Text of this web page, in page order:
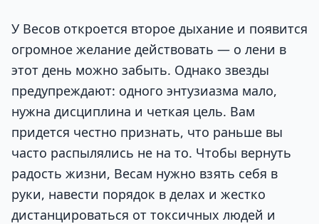
У Весов откроется второе дыхание и появится
огромное желание действовать — о лени в
этот день можно забыть. Однако звезды
предупреждают: одного энтузиазма мало,
нужна дисциплина и четкая цель. Вам
придется честно признать, что раньше вы
часто распылялись не на то. Чтобы вернуть
радость жизни, Весам нужно взять себя в
руки, навести порядок в делах и жестко
дистанцироваться от токсичных людей и